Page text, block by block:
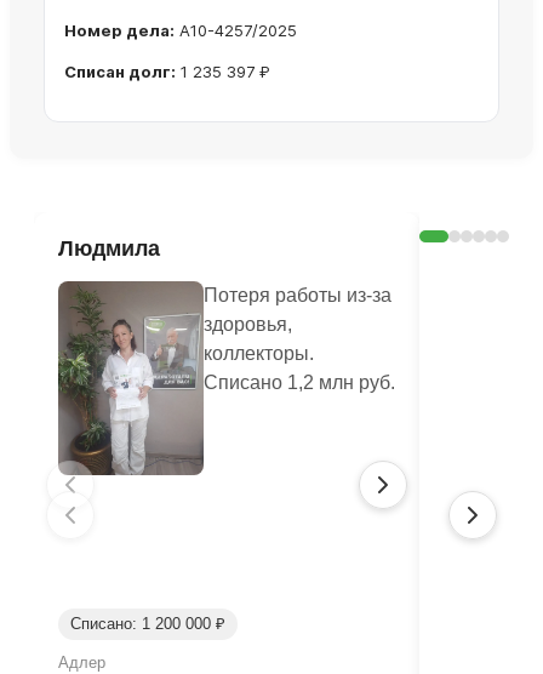
Номер дела: А10-4257/2025
Списан долг: 1 235 397 ₽
Людмила
Потеря работы из-за
здоровья,
коллекторы.
Списано 1,2 млн руб.
Списано: 1 200 000 ₽
Адлер